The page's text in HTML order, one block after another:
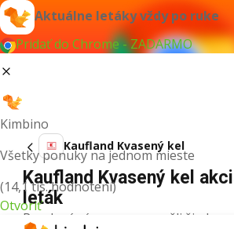
Aktuálne letáky vždy po ruke
Pridať do Chrome - ZADARMO
Kimbino
Všetky ponuky na jednom mieste
(14,1 tis. hodnotení)
Otvoriť
Kaufland Kvasený kel
Kaufland Kvasený kel
leták
Pre daný výraz sme nenašli žiadne